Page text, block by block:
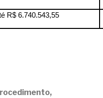
R$ 6.740.543,55